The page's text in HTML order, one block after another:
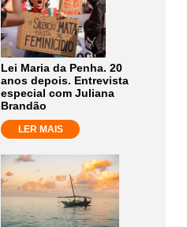
Lei Maria da Penha. 20
anos depois. Entrevista
especial com Juliana
Brandão
LER MAIS